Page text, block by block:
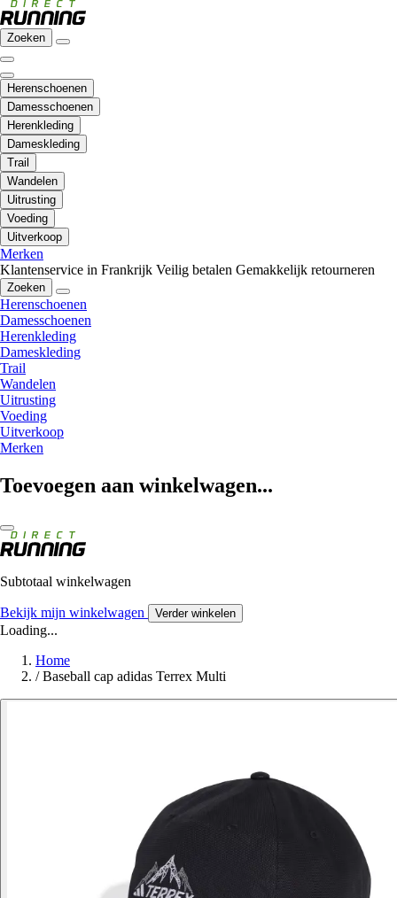
Zoeken
Herenschoenen
Damesschoenen
Herenkleding
Dameskleding
Trail
Wandelen
Uitrusting
Voeding
Uitverkoop
Merken
Klantenservice in Frankrijk Veilig betalen Gemakkelijk retourneren
Zoeken
Herenschoenen
Damesschoenen
Herenkleding
Dameskleding
Trail
Wandelen
Uitrusting
Voeding
Uitverkoop
Merken
Toevoegen aan winkelwagen...
Subtotaal winkelwagen
Bekijk mijn winkelwagen Verder winkelen
Loading...
Home
/ Baseball cap adidas Terrex Multi